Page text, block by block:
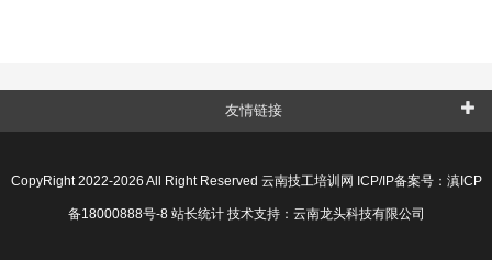
友情链接
CopyRight 2022-2026 All Right Reserved 云南技工培训网 ICP/IP备案号： 滇ICP
备18000888号-8站长统计 技术支持： 云南龙头科技有限公司